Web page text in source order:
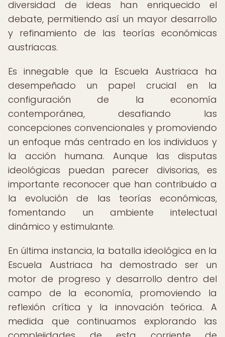
diversidad de ideas han enriquecido el
debate, permitiendo así un mayor desarrollo
y refinamiento de las teorías económicas
austriacas.
Es innegable que la Escuela Austriaca ha
desempeñado un papel crucial en la
configuración de la economía
contemporánea, desafiando las
concepciones convencionales y promoviendo
un enfoque más centrado en los individuos y
la acción humana. Aunque las disputas
ideológicas puedan parecer divisorias, es
importante reconocer que han contribuido a
la evolución de las teorías económicas,
fomentando un ambiente intelectual
dinámico y estimulante.
En última instancia, la batalla ideológica en la
Escuela Austriaca ha demostrado ser un
motor de progreso y desarrollo dentro del
campo de la economía, promoviendo la
reflexión crítica y la innovación teórica. A
medida que continuamos explorando las